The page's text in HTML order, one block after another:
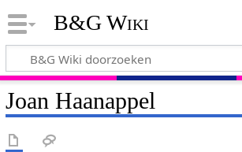
B&G Wiki
Joan Haanappel